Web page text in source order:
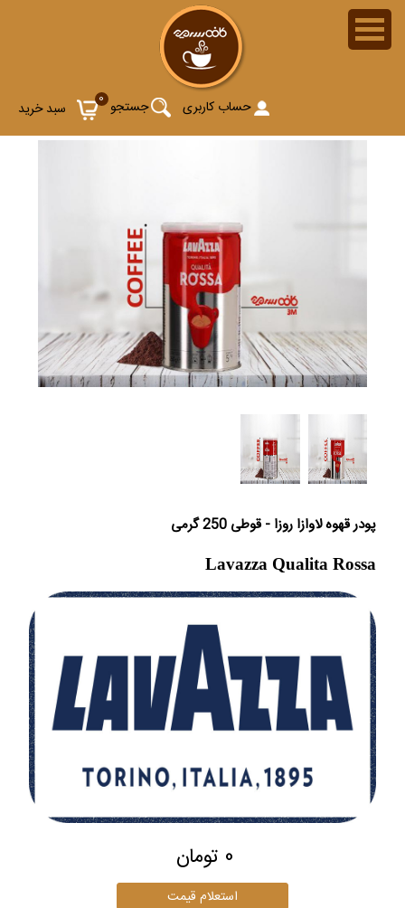
0 سبد خرید جستجو حساب کاربری
پودر قهوه لاوازا روزا - قوطی 250 گرمی
Lavazza Qualita Rossa
0 تومان